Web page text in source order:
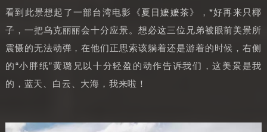
看到此景想起了一部台湾电影《夏日嬷嬷茶》，*好再来只椰
子，一把乌克丽丽会十分应景。想必这三位兄弟被眼前美景所
震慑的无法动弹，在他们正思索该躺着还是游着的时候，右侧
的“小胖纸”黄璐兄以十分轻盈的动作告诉我们，这美景是我
的，蓝天、白云、大海，我来啦！